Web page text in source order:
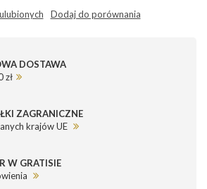
Dodaj do porównania
DOSTAWA
zł
ZAGRANICZNE
krajów UE
W GRATISIE